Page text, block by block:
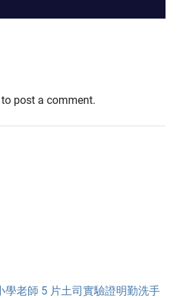
to post a comment.
學老師 5 片土司實驗證明勤洗手